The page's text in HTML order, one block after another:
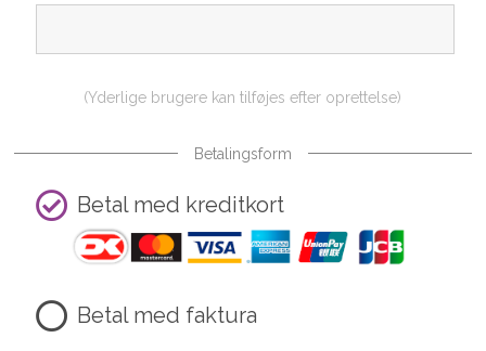
(Yderlige brugere kan tilføjes efter oprettelse)
Betalingsform
Betal med kreditkort
Betal med faktura